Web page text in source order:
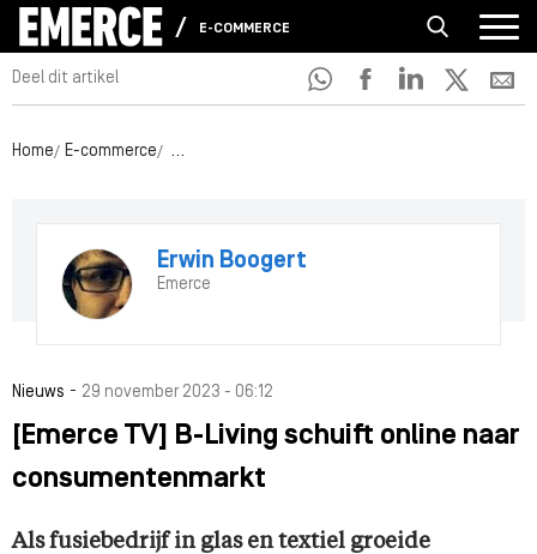
E-COMMERCE
Deel dit artikel
Home E-commerce [Emerce TV] B-Living schuift online naar
Erwin Boogert
Emerce
Nieuws - 29 november 2023 - 06:12
[Emerce TV] B-Living schuift online naar
consumentenmarkt
Als fusiebedrijf in glas en textiel groeide